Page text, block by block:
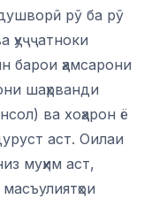
рӯ ба рӯ
барои ҳамсарони
шаҳрванди
ва хоҳарон ё
аст. Оилаи
муҳим аст,